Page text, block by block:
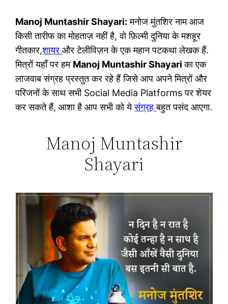
Manoj Muntashir Shayari: मनोज मुंतशिर नाम आज
किसी तारीफ का मोहताज़ नहीं है, वो फ़िल्मी दुनिया के मशहूर
गीतकार,शायरऔर टेलीविज़न के एक महान पटकथा लेखक हैं.
मित्रों यहाँ पर हम Manoj Muntashir Shayariका एक
लाजवाब संग्रह प्रस्तुत कर रहे हैं जिसे आप अपने मित्रों और
परिजनों के साथ सभी Social Media Platforms पर शेयर
कर सकते हैं, आशा है आप सभी को येसंग्रहबहुत पसंद आएगा.
Manoj Muntashir
Shayari